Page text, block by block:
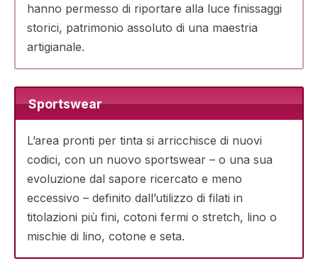
hanno permesso di riportare alla luce finissaggi
storici, patrimonio assoluto di una maestria
artigianale.
Sportswear
L’area pronti per tinta si arricchisce di nuovi
codici, con un nuovo sportswear – o una sua
evoluzione dal sapore ricercato e meno
eccessivo – definito dall’utilizzo di filati in
titolazioni più fini, cotoni fermi o stretch, lino o
mischie di lino, cotone e seta.